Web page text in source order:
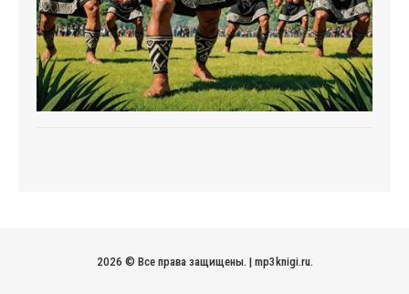
2026 © Все права защищены. | mp3knigi.ru.